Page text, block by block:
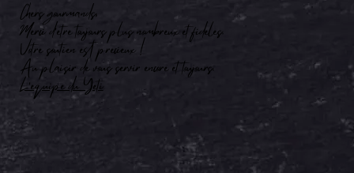
Chers gourmands,
Merci d’être toujours plus nombreux et fidèles.
Votre soutien est précieux !
Au plaisir de vous servir encore et toujours.
L’équipe du Yéti